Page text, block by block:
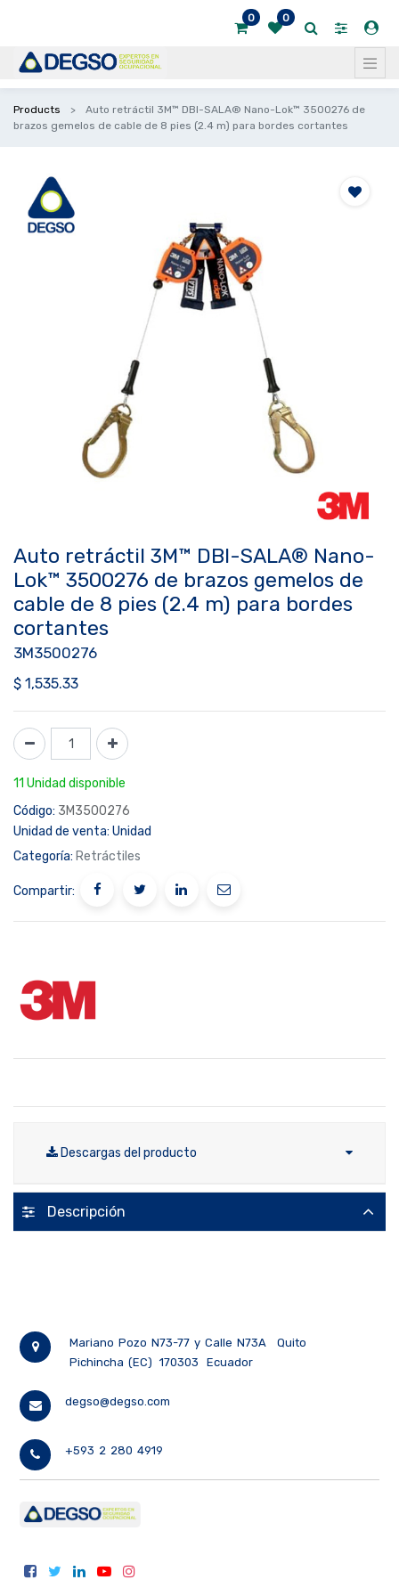
0 0
Products
Auto retráctil 3M™ DBI-SALA® Nano-Lok™ 3500276 de
brazos gemelos de cable de 8 pies (2.4 m) para bordes cortantes
Auto retráctil 3M™ DBI-SALA® Nano-
Lok™ 3500276 de brazos gemelos de
cable de 8 pies (2.4 m) para bordes
cortantes
3M3500276
$ 1,535.33
11 Unidad disponible
Código: 3M3500276
Unidad de venta: Unidad
Categoría: Retráctiles
Compartir:
Descargas del producto
Descripción
Mariano Pozo N73-77 y Calle N73A
Quito
Pichincha (EC)
170303 Ecuador
degso@degso.com
+593 2 280 4919